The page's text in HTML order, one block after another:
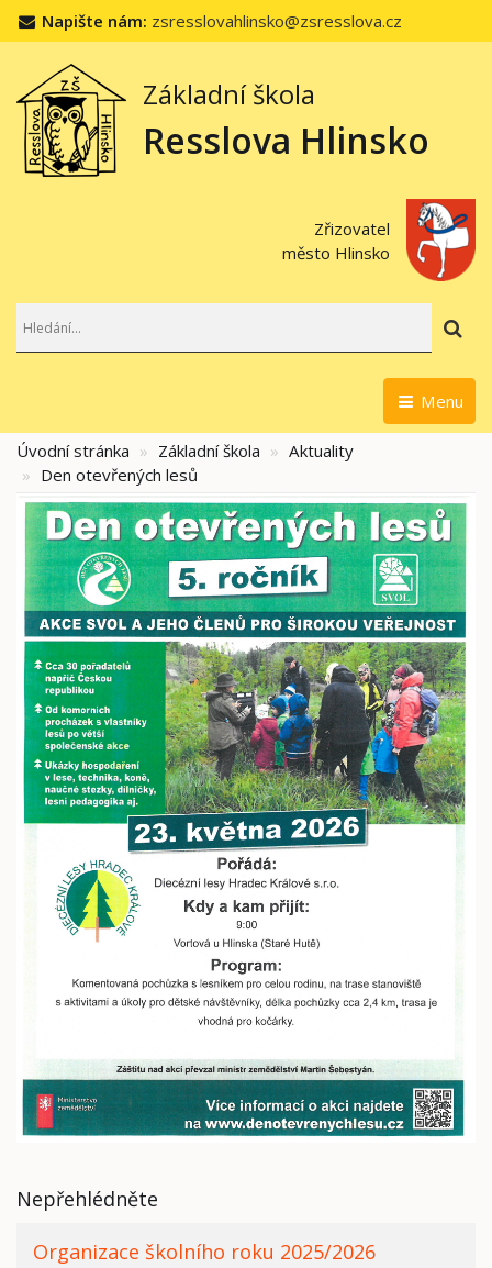
Napište nám: zsresslovahlinsko@zsresslova.cz
Základní škola
Resslova Hlinsko
Zřizovatel
město Hlinsko
Menu
Úvodní stránka Základní škola
Aktuality
Den otevřených lesů
Nepřehlédněte
Organizace školního roku 2025/2026